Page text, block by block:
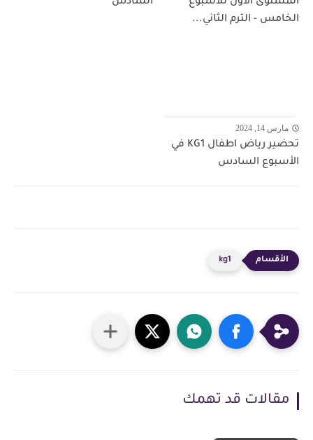
المستوى الأول للأسبوع
الخامس - الترم الثاني...
السادس
مارس 14, 2024
تحضير رياض اطفال KG1 في
الأسبوع السادس
kg1
مقالات قد تهمك